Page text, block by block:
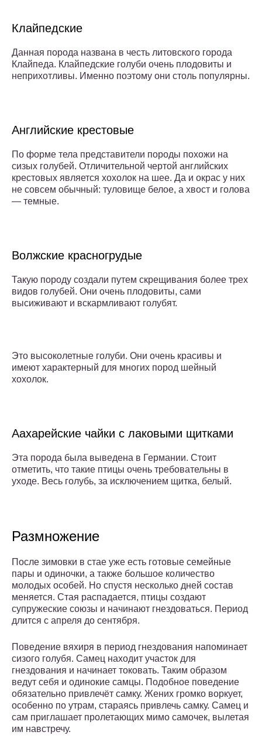
Клайпедские
Данная порода названа в честь литовского города
Клайпеда. Клайпедские голуби очень плодовиты и
неприхотливы. Именно поэтому они столь популярны.
Английские крестовые
По форме тела представители породы похожи на
сизых голубей. Отличительной чертой английских
крестовых является хохолок на шее. Да и окрас у них
не совсем обычный: туловище белое, а хвост и голова
— темные.
Волжские красногрудые
Такую породу создали путем скрещивания более трех
видов голубей. Они очень плодовиты, сами
высиживают и вскармливают голубят.
Это высоколетные голуби. Они очень красивы и
имеют характерный для многих пород шейный
хохолок.
Аахарейские чайки с лаковыми щитками
Эта порода была выведена в Германии. Стоит
отметить, что такие птицы очень требовательны в
уходе. Весь голубь, за исключением щитка, белый.
Размножение
После зимовки в стае уже есть готовые семейные
пары и одиночки, а также большое количество
молодых особей. Но спустя несколько дней состав
меняется. Стая распадается, птицы создают
супружеские союзы и начинают гнездоваться. Период
длится с апреля до сентября.
Поведение вяхиря в период гнездования напоминает
сизого голубя. Самец находит участок для
гнездования и начинает токовать. Таким образом
ведут себя и одинокие самцы. Подобное поведение
обязательно привлечёт самку. Жених громко воркует,
особенно по утрам, стараясь привлечь самку. Самец и
сам приглашает пролетающих мимо самочек, вылетая
им навстречу.